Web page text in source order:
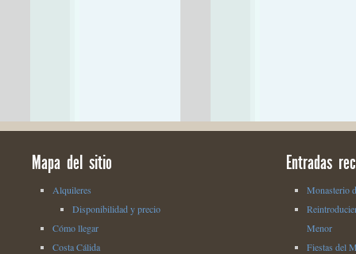
Mapa del sitio
Alquileres
Disponibilidad y precio
Cómo llegar
Costa Cálida
Entradas
Monasterio
Menor
Fiestas del